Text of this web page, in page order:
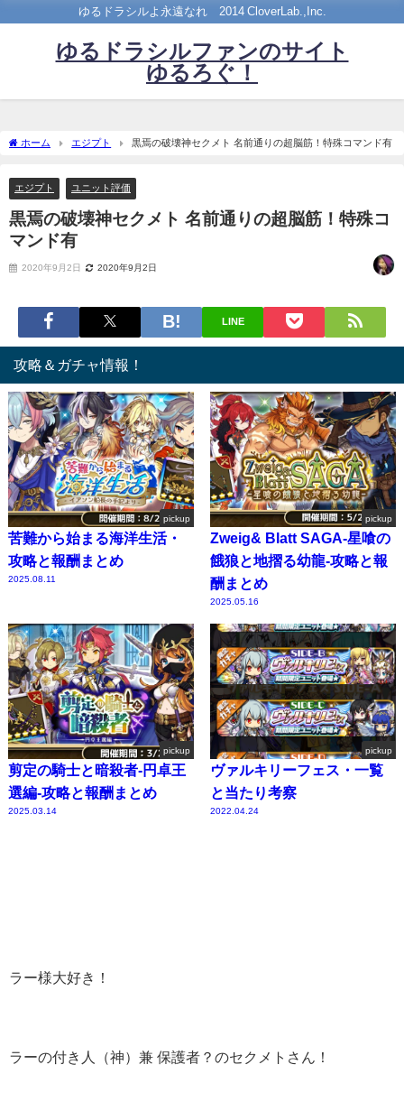
ゆるドラシルよ永遠なれ©2014 CloverLab.,Inc.
ゆるドラシルファンのサイト
ゆるろぐ！
ホーム エジプト 黒焉の破壊神セクメト 名前通りの超脳筋！特殊コマンド有
エジプト ユニット評価
黒焉の破壊神セクメト 名前通りの超脳筋！特殊コ
マンド有
2020年9月2日 2020年9月2日
LINE
攻略＆ガチャ情報！
pickup
苦難から始まる海洋生活・
攻略と報酬まとめ
2025.08.11
pickup
Zweig& Blatt SAGA-星喰の
餓狼と地摺る幼龍-攻略と報
酬まとめ
2025.05.16
pickup
剪定の騎士と暗殺者-円卓王
選編-攻略と報酬まとめ
2025.03.14
pickup
ヴァルキリーフェス・一覧
と当たり考察
2022.04.24
ラー様大好き！
ラーの付き人（神）兼 保護者？のセクメトさん！